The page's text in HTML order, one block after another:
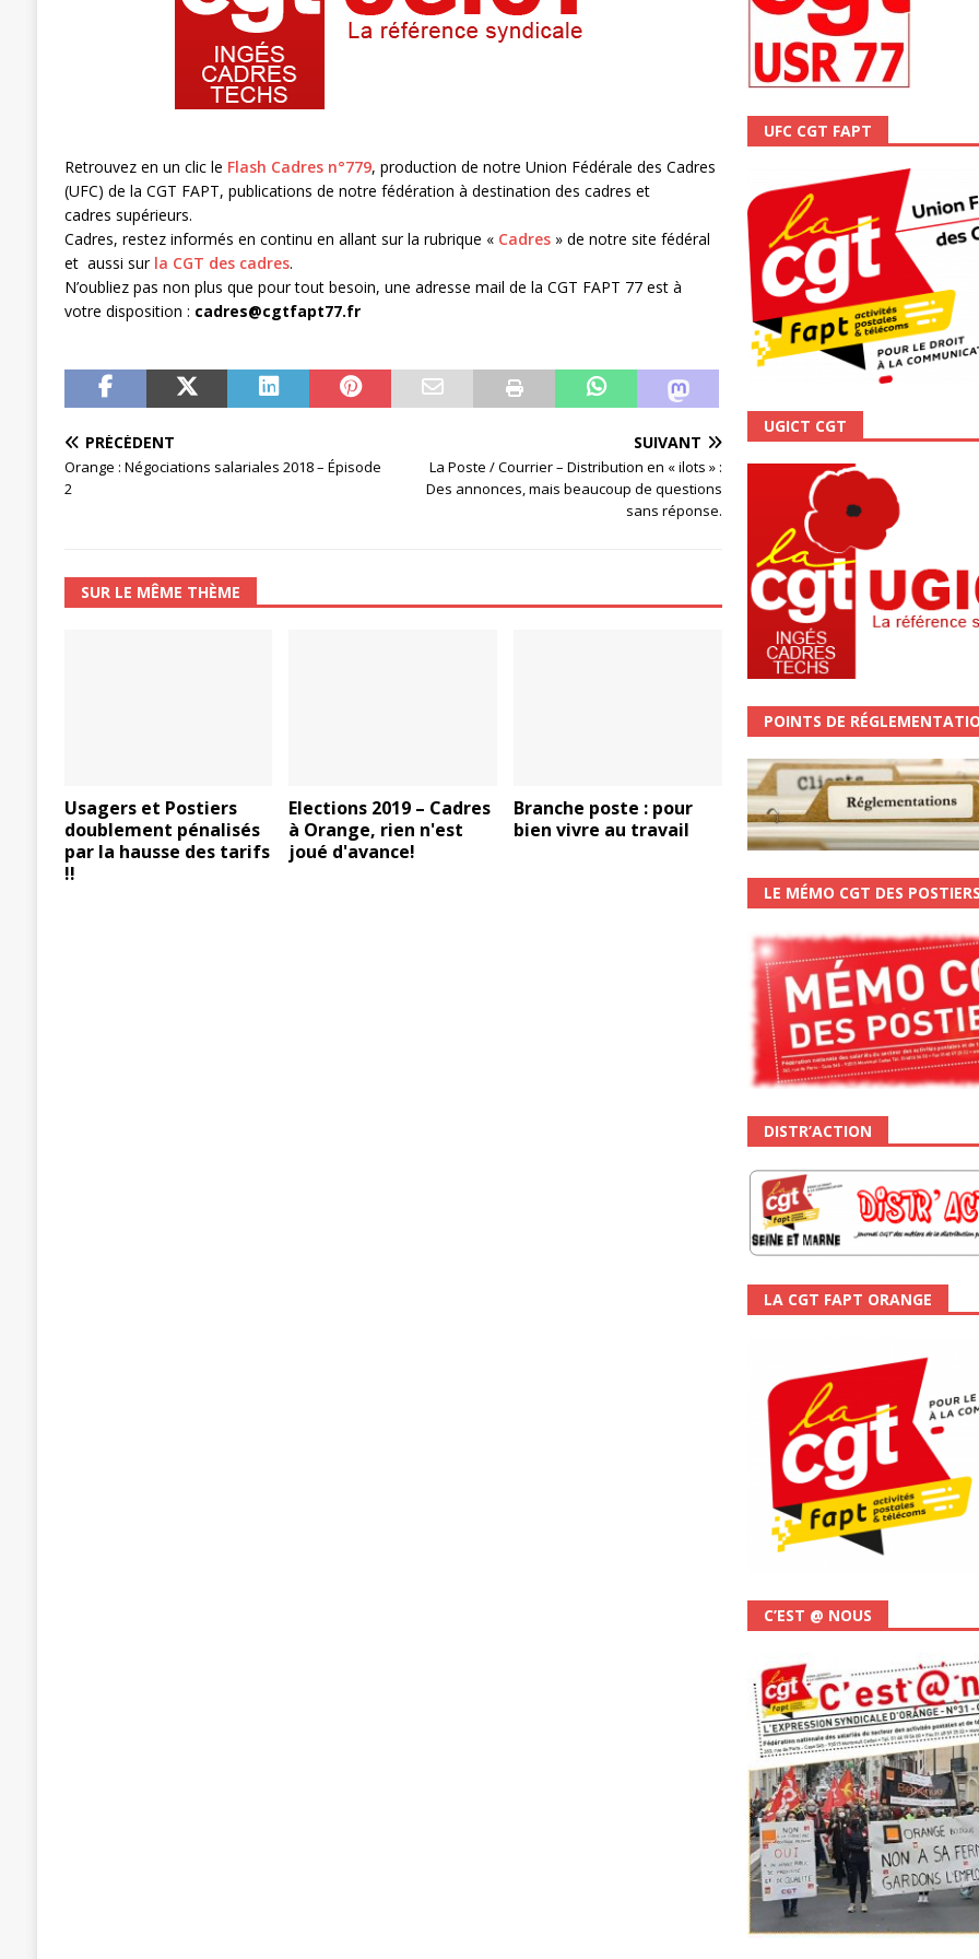
[ 3 janvier 2024 ]
Chronopost: Chronoscope n°111 – Janvier 2024
Retrouvez en un clic le Flash Cadres n°779, production de notre Union Fédérale des Cadres
(UFC) de la CGT FAPT, publications de notre fédération à destination des cadres et
cadres supérieurs.
Cadres, restez informés en continu en allant sur la rubrique « Cadres» de notre site fédéral
et aussi sur la CGT des cadres.
N’oubliez pas non plus que pour tout besoin, une adresse mail de la CGT FAPT 77 est à
votre disposition : cadres@cgtfapt77.fr
PRÉCÉDENT
Orange : Négociations salariales 2018 – Épisode
2
SUIVANT
La Poste / Courrier – Distribution en « ilots » :
Des annonces, mais beaucoup de questions
sans réponse.
SUR LE MÊME THÈME
Usagers et Postiers
doublement pénalisés
par la hausse des tarifs
!!
Elections 2019 – Cadres
à Orange, rien n'est
joué d'avance!
Branche poste : pour
bien vivre au travail
UFC CGT FAPT
UGICT CGT
POINTS DE
LE MÉMO CGT DES
DISTR’ACTION
LA CGT FAPT ORANGE
C’EST @ NOUS